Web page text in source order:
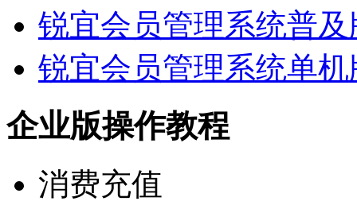
锐宜会员管理系统普及
锐宜会员管理系统单机
企业版操作教程
消费充值